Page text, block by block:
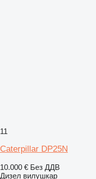
11
Caterpillar DP25N
10.000 € Без ДДВ
Дизел вилушкар